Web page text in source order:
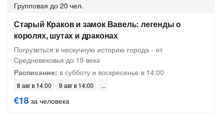
Групповая до 20 чел.
Старый Краков и замок Вавель: легенды о
королях, шутах и драконах
Погрузиться в нескучную историю города - от
Средневековья до 19 века
Расписание: в субботу и воскресенье в 14:00
8 авг в 14:00 9 авг в 14:00
€18 за человека